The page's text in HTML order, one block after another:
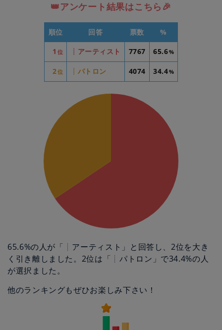
👑アンケート結果はこちら🎉
順位 回答 票数 %
1 位 ┊アーティスト 7767 65.6%
2位 ┊パトロン 4074 34.4%
65.6%の人が「┊アーティスト」と回答し、2位を大き
く引き離しました。2位は「┊パトロン」で34.4%の人
が選択ました。
他のランキングもぜひお楽しみ下さい！